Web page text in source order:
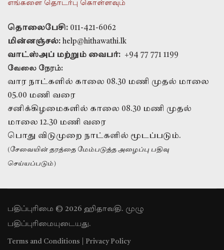
எங்களை தொடர்பு கொள்ளவும்
தொலைபேசி: 011-421-6062
மின்னஞ்சல்: help@hithawathi.lk
வாட்ஸ்அப் மற்றும் வைபர்: +94 77 771 1199
வேலை நேரம்:
வார நாட்களில் காலை 08.30 மணி முதல் மாலை
05.00 மணி வரை
சனிக்கிழமைகளில் காலை 08.30 மணி முதல்
மாலை 12.30 மணி வரை
பொது விடுமுறை நாட்களில் மூடப்படும்.
(சேவையின் தரத்தை மேம்படுத்த அழைப்பு பதிவு
செய்யப்படும்)
பதிப்புரிமை © 2026 ஹிதாவதி. முழு
பதிப்புரிமையுடையது.
Terms and Conditions Privacy Policy